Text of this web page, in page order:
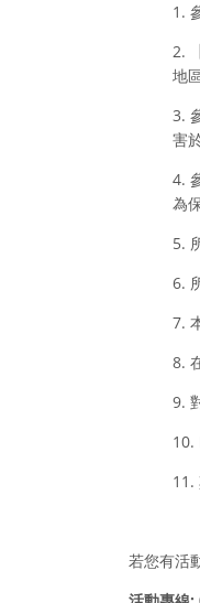
1.
2.
地
3.
害
4.
為
5.
6.
7.
8.
9.
10.
11.
若您有活